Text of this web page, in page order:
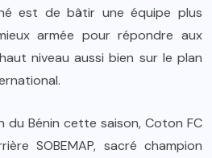
est de bâtir une équipe plus
armée pour répondre aux
niveau aussi bien sur le plan
du Bénin cette saison, Coton FC
SOBEMAP, sacré champion